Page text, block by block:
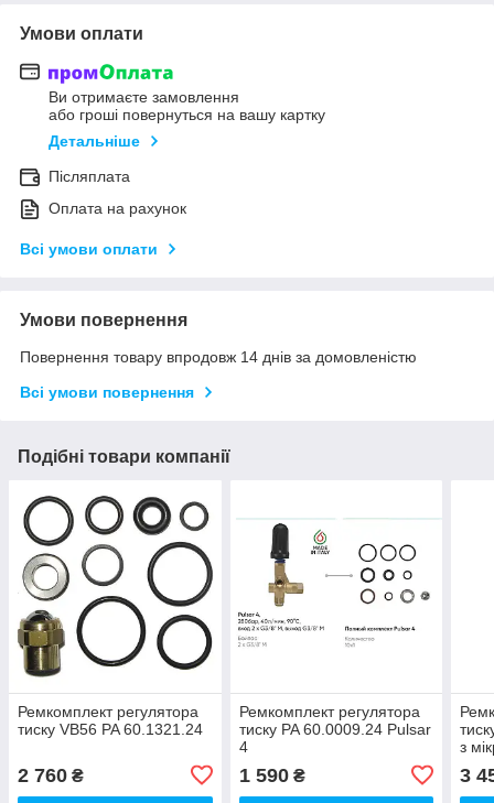
Умови оплати
Ви отримаєте замовлення
або гроші повернуться на вашу картку
Детальніше
Післяплата
Оплата на рахунок
Всі умови оплати
Умови повернення
Повернення товару впродовж 14 днів за домовленістю
Всі умови повернення
Подібні товари компанії
Ремкомплект регулятора
тиску VB56 PA 60.1321.24
2 760 ₴
Ремкомплект регулятора
тиску PA 60.0009.24 Pulsar
4
1 590₴
з
3